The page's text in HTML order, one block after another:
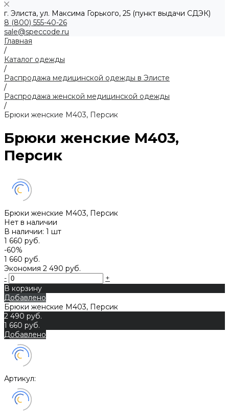
г. Элиста, ул. Максима Горького, 25 (пункт выдачи СДЭК)
8 (800) 555-40-26
sale@speccode.ru
Главная
/
Каталог одежды
/
Распродажа медицинской одежды в Элисте
/
Распродажа женской медицинской одежды
/
Брюки женские M403, Персик
Брюки женские M403,
Персик
Брюки женские M403, Персик
Нет в наличии
В наличии: 1 шт
1 660 руб.
-60%
1 660 руб.
Экономия 2 490 руб.
-
+
В корзину
Добавлено
Брюки женские M403, Персик
2 490 руб.
1 660 руб.
Добавлено
Артикул: